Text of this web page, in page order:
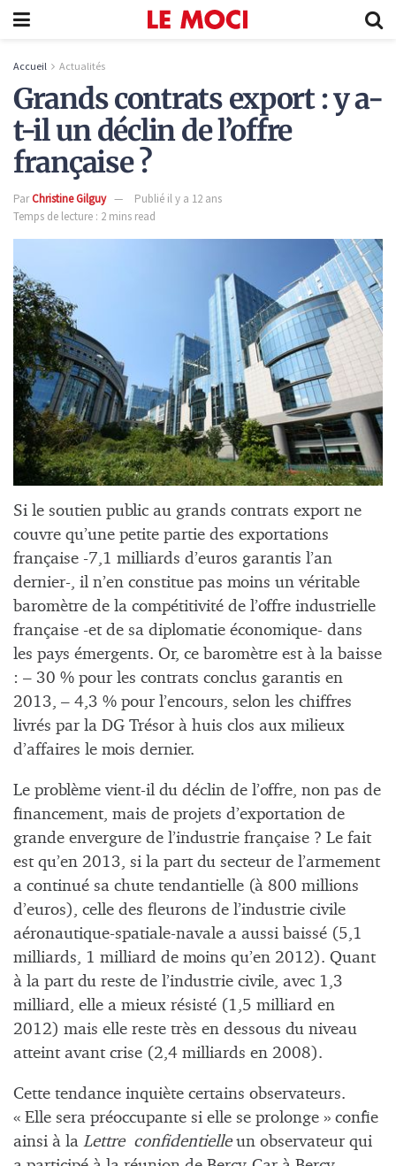
Accueil Actualités
Grands contrats export : y a-
t-il un déclin de l’offre
française ?
ParChristine Gilguy
Publié il y a 12 ans
Temps de lecture : 2 mins read
Si le soutien public au grands contrats export ne
couvre qu’une petite partie des exportations
française -7,1 milliards d’euros garantis l’an
dernier-, il n’en constitue pas moins un véritable
baromètre de la compétitivité de l’offre industrielle
française -et de sa diplomatie économique- dans
les pays émergents. Or, ce baromètre est à la baisse
: – 30 % pour les contrats conclus garantis en
2013, – 4,3 % pour l’encours, selon les chiffres
livrés par la DG Trésor à huis clos aux milieux
d’affaires le mois dernier.
Le problème vient-il du déclin de l’offre, non pas de
financement, mais de projets d’exportation de
grande envergure de l’industrie française ? Le fait
est qu’en 2013, si la part du secteur de l’armement
a continué sa chute tendantielle (à 800 millions
d’euros), celle des fleurons de l’industrie civile
aéronautique-spatiale-navale a aussi baissé (5,1
milliards, 1 milliard de moins qu’en 2012). Quant
à la part du reste de l’industrie civile, avec 1,3
milliard, elle a mieux résisté (1,5 milliard en
2012) mais elle reste très en dessous du niveau
atteint avant crise (2,4 milliards en 2008).
Cette tendance inquiète certains observateurs.
« Elle sera préoccupante si elle se prolonge » confie
ainsi à la Lettre confidentielleun observateur qui